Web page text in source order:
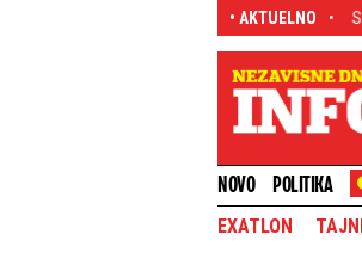
• AKTUELNO
Srbija te zove!
NOVO POLITIKA
EXATLON